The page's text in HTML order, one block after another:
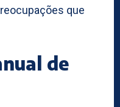
que
de